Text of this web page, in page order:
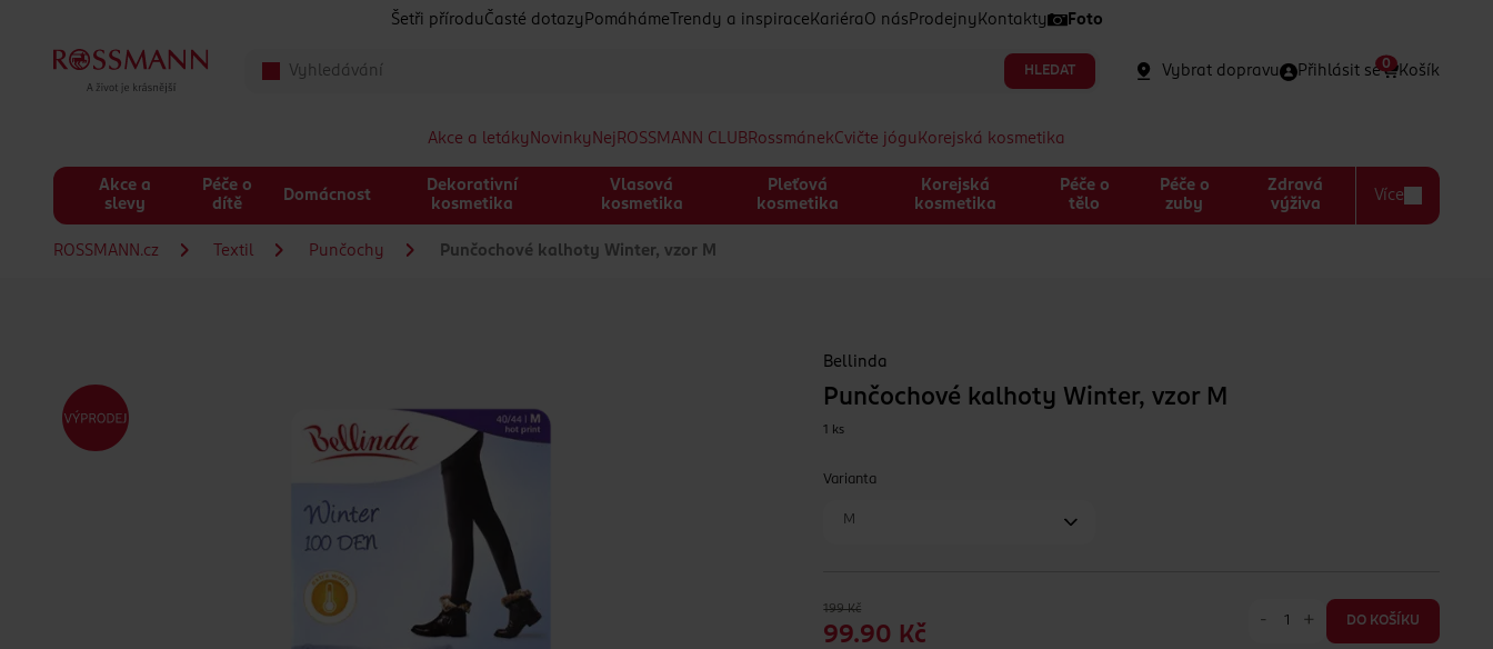
Šetři přírodu Časté dotazy Pomáháme Trendy a inspirace Kariéra O nás Prodejny Kontakty Foto
HLEDAT Vybrat dopravu Přihlásit se Košík
0
Akce a letáky Novinky Nej ROSSMANN CLUBRossmánekCvičte jógu Korejská kosmetika
Akce a
slevy
Péče o
dítě
Domácnost
Dekorativní
kosmetika
Vlasová
kosmetika
Pleťová
kosmetika
Korejská
kosmetika
Péče o
tělo
Péče o
zuby
Zdravá
výživa
Více
ROSSMANN.cz Textil Punčochy Punčochové kalhoty Winter, vzor M
Bellinda
Punčochové kalhoty Winter, vzor M
1 ks
Varianta
M
199 Kč
99.90 Kč
- + DO KOŠÍKU